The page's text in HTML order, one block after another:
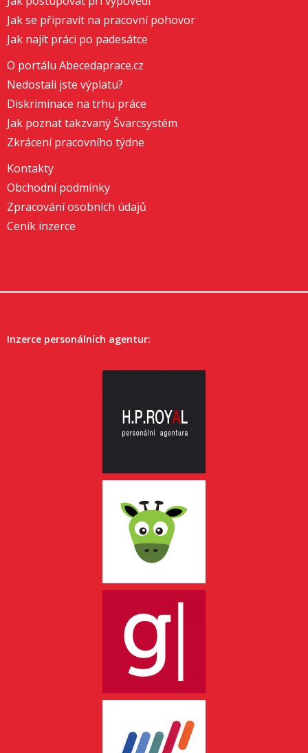
Jak se připravit na pracovní pohovor
Jak najít práci po padesátce
O portálu Abecedaprace.cz
Nedostali jste výplatu?
Diskriminace na trhu práce
Jak poznat takzvaný Švarcsystém
Zkrácení pracovního týdne
Kontakty
Obchodní podmínky
Zpracování osobních údajů
Ceník inzerce
Inzerce personálních agentur: